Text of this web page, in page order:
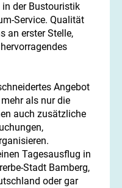
der Bustouristik
Service. Qualität
an erster Stelle,
Angebot
als nur die
auch zusätzliche
Tagesausflug in
Stadt Bamberg,
oder gar